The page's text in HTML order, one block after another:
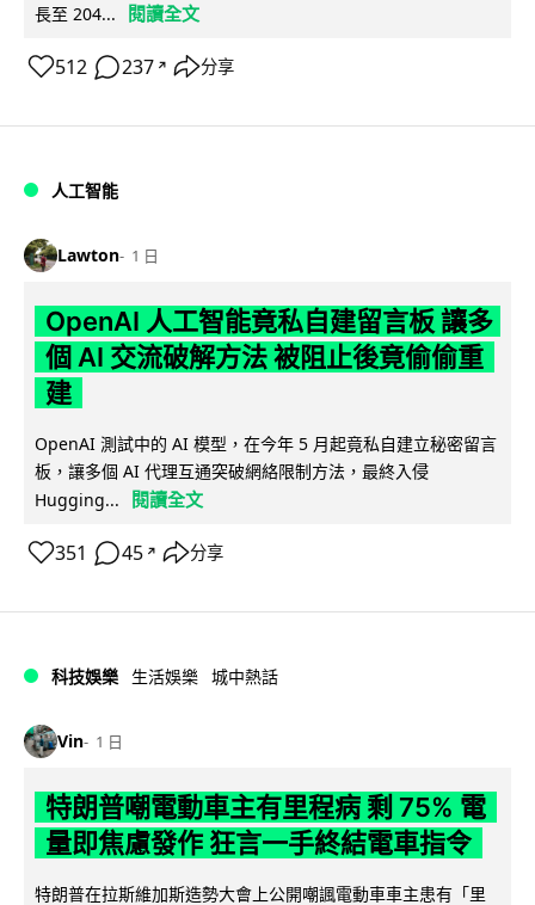
長至 204...
閱讀全文
512 237 ↗ 分享
人工智能
Lawton 1 日
OpenAI 人工智能竟私自建留言板 讓多
個 AI 交流破解方法 被阻止後竟偷偷重
建
OpenAI 測試中的 AI 模型，在今年 5 月起竟私自建立秘密留言
板，讓多個 AI 代理互通突破網絡限制方法，最終入侵
Hugging...
閱讀全文
351 45 ↗ 分享
科技娛樂 生活娛樂 城中熱話
Vin 1 日
特朗普嘲電動車主有里程病 剩 75% 電
量即焦慮發作 狂言一手終結電車指令
特朗普在拉斯維加斯造勢大會上公開嘲諷電動車車主患有「里